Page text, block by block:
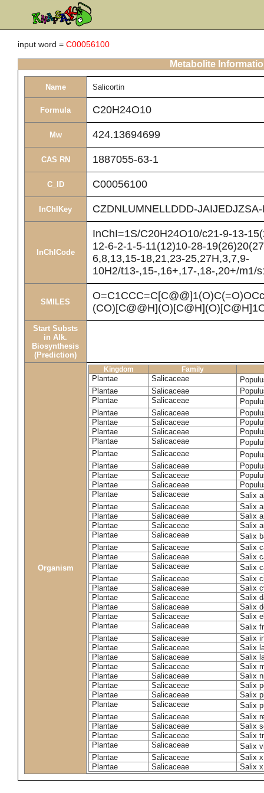
input word = C00056100
Metabolite
Name Salicortin
Formula C20H24O10
Mw 424.13694699
CAS RN 1887055-63-1
C_ID C00056100
InChIKey CZDNLUMNELLDDD-
InChICode
InChI=1S/C20H24O10/c21-9-13-
12-6-2-1-5-11(12)10-28-
6,8,13,15-18,21,23-25,27H,3,7,9-
10H2/t13-,15-,16+,17-,18-,20+/m1/
SMILES
Start Substs
in Alk.
Biosynthesis
(Prediction)
Organism
Kingdom Family
Plantae Salicaceae
Plantae
Salicaceae
Plantae
Salicaceae
Plantae
Salicaceae
Plantae
Salicaceae
Plantae
Salicaceae
Plantae
Salicaceae
Plantae
Salicaceae
Plantae
Salicaceae
Plantae
Salicaceae
Plantae
Salicaceae
Plantae
Salicaceae
Salix
Plantae
Salicaceae
Salix
Plantae
Salicaceae
Salix
Plantae
Salicaceae
Salix
Plantae
Salicaceae
Salix
Plantae
Salicaceae
Salix
Plantae
Salicaceae
Salix
Plantae
Salicaceae
Salix
Plantae
Salicaceae
Salix
Plantae
Salicaceae
Salix
Plantae
Salicaceae
Salix
Plantae
Salicaceae
Salix
Plantae
Salicaceae
Salix
Plantae
Salicaceae
Salix
Plantae
Salicaceae
Salix
Plantae
Salicaceae
Salix
Plantae
Salicaceae
Salix
Plantae
Salicaceae
Salix
Plantae
Salicaceae
Salix
Plantae
Salicaceae
Salix
Plantae
Salicaceae
Salix
Plantae
Salicaceae
Salix
Plantae
Salicaceae
Salix
Plantae
Salicaceae
Salix
Plantae
Salicaceae
Salix
Plantae
Salicaceae
Salix
Plantae
Salicaceae
Salix
Plantae
Salicaceae Salix